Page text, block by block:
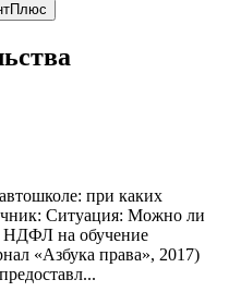
при каких
Ситуация: Можно ли
НДФЛ на обучение
«Азбука права», 2017)